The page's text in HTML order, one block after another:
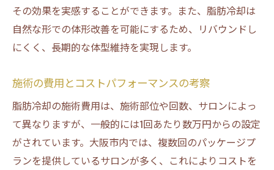
その効果を実感することができます。また、脂肪冷却は
自然な形での体形改善を可能にするため、リバウンドし
にくく、長期的な体型維持を実現します。
施術の費用とコストパフォーマンスの考察
脂肪冷却の施術費用は、施術部位や回数、サロンによっ
て異なりますが、一般的には1回あたり数万円からの設定
がされています。大阪市内では、複数回のパッケージプ
ランを提供しているサロンが多く、これによりコストを